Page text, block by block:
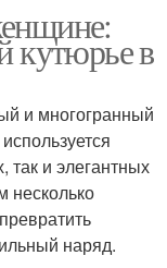
кутюрье в
и многогранный
и элегантных
несколько
наряд.